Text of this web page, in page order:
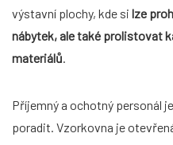
výstavní plochy, kde si lze
nábytek, ale také prolistovat
materiálů
Příjemný a ochotný personál
poradit. Vzorkovna je